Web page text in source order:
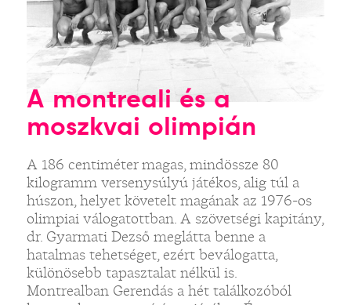
A montreali és a
moszkvai olimpián
A 186 centiméter magas, mindössze 80
kilogramm versenysúlyú játékos, alig túl a
húszon, helyet követelt magának az 1976-os
olimpiai válogatottban. A szövetségi kapitány,
dr. Gyarmati Dezső meglátta benne a
hatalmas tehetséget, ezért beválogatta,
különösebb tapasztalat nélkül is.
Montrealban Gerendás a hét találkozóból